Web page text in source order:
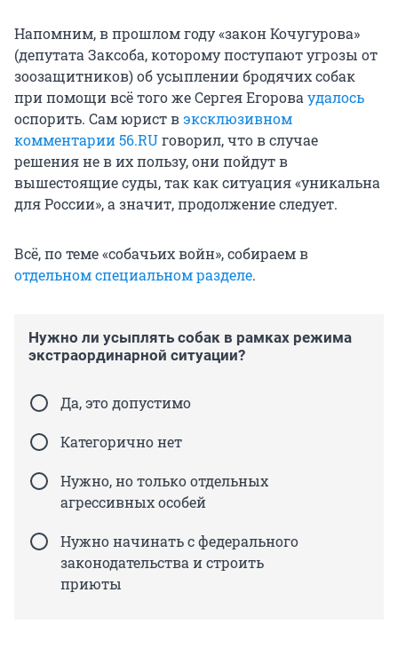
Напомним, в прошлом году «закон Кочугурова»
(депутата Заксоба, которому поступают угрозы от
зоозащитников) об усыплении бродячих собак
при помощи всё того же Сергея Егорова удалось
оспорить. Сам юрист вэксклюзивном
комментарии 56.RUговорил, что в случае
решения не в их пользу, они пойдут в
вышестоящие суды, так как ситуация «уникальна
для России», а значит, продолжение следует.
Всё, по теме «собачьих войн», собираем в
отдельном специальном разделе.
Нужно ли усыплять собак в рамках режима
экстраординарной ситуации?
Да, это допустимо
Категорично нет
Нужно, но только отдельных
агрессивных особей
Нужно начинать с федерального
законодательства и строить
приюты